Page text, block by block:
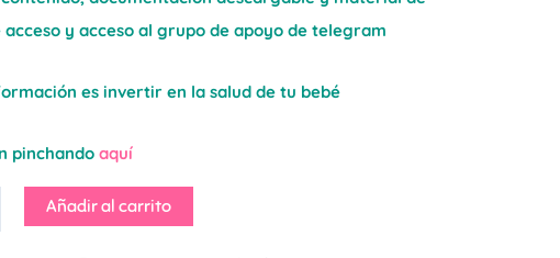
acceso y acceso al grupo de apoyo de telegram
es invertir en la salud de tu bebé
pinchando aquí
Añadir al carrito